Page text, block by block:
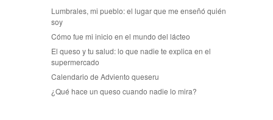
Lumbrales, mi pueblo: el lugar que me enseñó quién
soy
Cómo fue mi inicio en el mundo del lácteo
El queso y tu salud: lo que nadie te explica en el
supermercado
Calendario de Adviento queseru
¿Qué hace un queso cuando nadie lo mira?